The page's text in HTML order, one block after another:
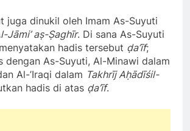
juga dinukil oleh Imam As-Suyuti
Jāmi’ aṣ-Ṣaghīr. Di sana As-Suyuti
hadis tersebut ḍa’īf;
dengan As-Suyuti, Al-Minawi dalam
Al-’Iraqi dalam Takhrīj Aḥādīśil-
hadis di atas ḍa’īf.